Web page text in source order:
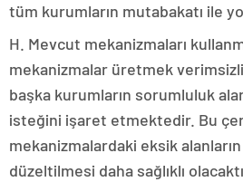
tüm kurumların mutabakatı ile
H. Mevcut mekanizmaları
mekanizmalar üretmek
başka kurumların sorumluluk
isteğini işaret etmektedir. Bu
mekanizmalardaki eksik
düzeltilmesi daha sağlıklı